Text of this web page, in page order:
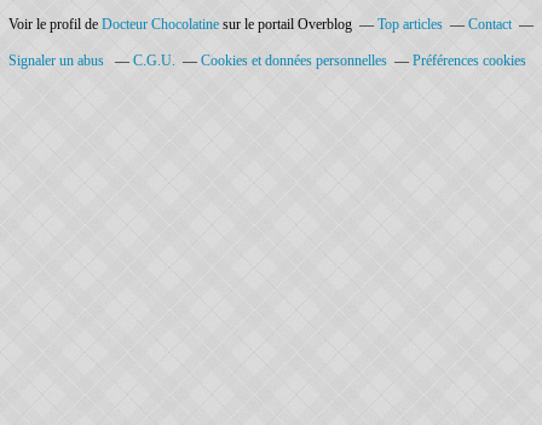
Voir le profil de Docteur Chocolatine sur le portail Overblog Top articles Contact
Signaler un abus C.G.U. Cookies et données personnelles Préférences cookies